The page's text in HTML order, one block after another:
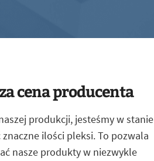
cena producenta
produkcji, jesteśmy w stanie
ilości pleksi. To pozwala
nasze produkty w niezwykle